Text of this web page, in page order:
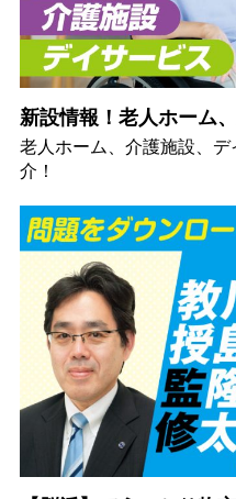
新設情報！老人ホーム
老人ホーム、介護施設、
介！